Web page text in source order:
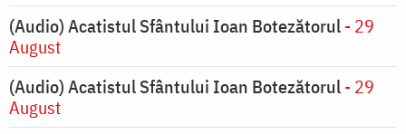
(Audio) Acatistul Sfântului Ioan Botezătorul- 29
August
(Audio) Acatistul Sfântului Ioan Botezătorul- 29
August